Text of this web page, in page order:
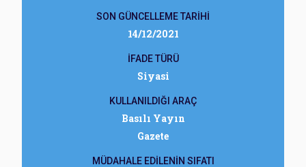
SON GÜNCELLEME TARİHİ
14/12/2021
İFADE TÜRÜ
Siyasi
KULLANILDIĞI ARAÇ
Basılı Yayın
Gazete
MÜDAHALE EDİLENİN SIFATI